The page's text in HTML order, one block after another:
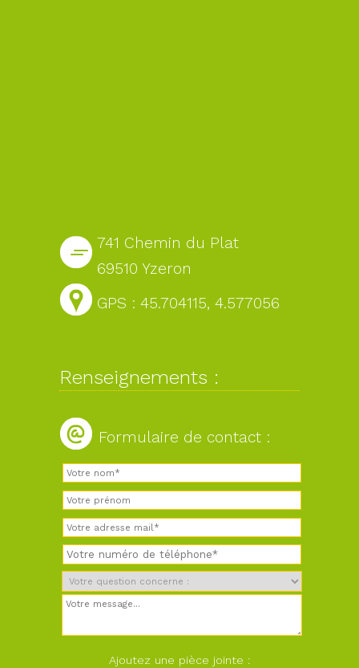
741 Chemin du Plat
69510 Yzeron
GPS : 45.704115, 4.577056
Renseignements :
Formulaire de contact :
Ajoutez une pièce jointe :